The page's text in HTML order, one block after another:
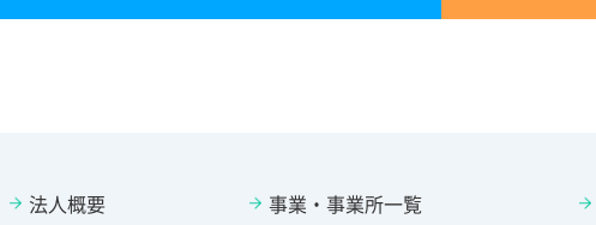
法人概要 事業・事業所一覧